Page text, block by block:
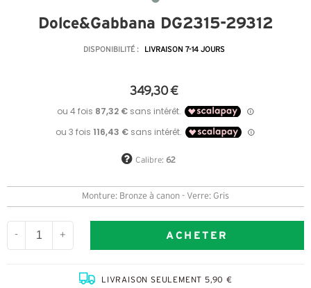
Dolce&Gabbana DG2315-29312
DISPONIBILITÉ : LIVRAISON 7-14 JOURS
349,30 €
Calibre: 62
Monture: Bronze à canon - Verre: Gris
- + ACHETER
LIVRAISON SEULEMENT 5,90 €